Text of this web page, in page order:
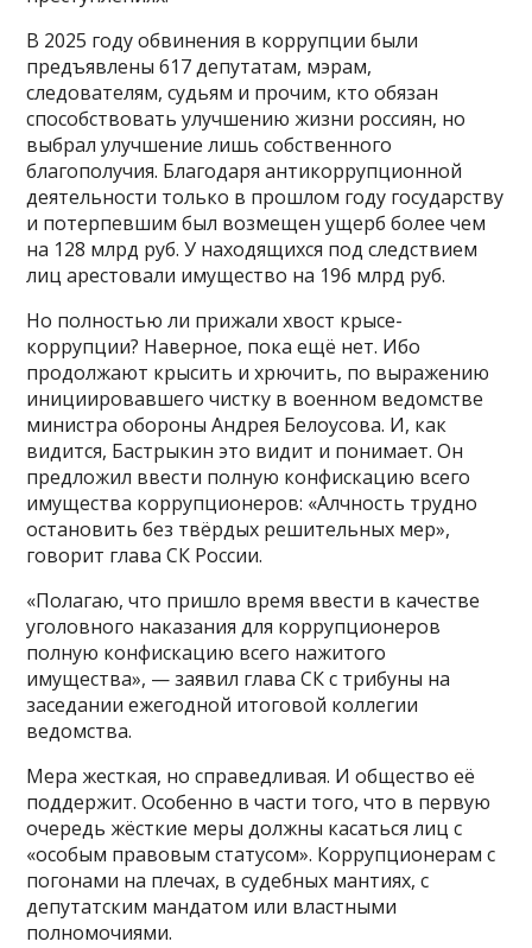
В 2025 году обвинения в коррупции были
предъявлены 617 депутатам, мэрам,
следователям, судьям и прочим, кто обязан
способствовать улучшению жизни россиян, но
выбрал улучшение лишь собственного
благополучия. Благодаря антикоррупционной
деятельности только в прошлом году государству
и потерпевшим был возмещен ущерб более чем
на 128 млрд руб. У находящихся под следствием
лиц арестовали имущество на 196 млрд руб.
Но полностью ли прижали хвост крысе-
коррупции? Наверное, пока ещё нет. Ибо
продолжают крысить и хрючить, по выражению
инициировавшего чистку в военном ведомстве
министра обороны Андрея Белоусова. И, как
видится, Бастрыкин это видит и понимает. Он
предложил ввести полную конфискацию всего
имущества коррупционеров: «Алчность трудно
остановить без твёрдых решительных мер»,
говорит глава СК России.
«Полагаю, что пришло время ввести в качестве
уголовного наказания для коррупционеров
полную конфискацию всего нажитого
имущества», — заявил глава СК с трибуны на
заседании ежегодной итоговой коллегии
ведомства.
Мера жесткая, но справедливая. И общество её
поддержит. Особенно в части того, что в первую
очередь жёсткие меры должны касаться лиц с
«особым правовым статусом». Коррупционерам с
погонами на плечах, в судебных мантиях, с
депутатским мандатом или властными
полномочиями.